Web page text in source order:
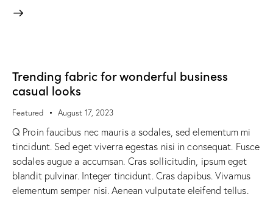
Trending fabric for wonderful business
casual looks
Featured August 17, 2023
Q Proin faucibus nec mauris a sodales, sed elementum mi
tincidunt. Sed eget viverra egestas nisi in consequat. Fusce
sodales augue a accumsan. Cras sollicitudin, ipsum eget
blandit pulvinar. Integer tincidunt. Cras dapibus. Vivamus
elementum semper nisi. Aenean vulputate eleifend tellus.